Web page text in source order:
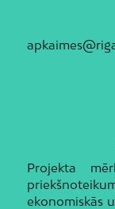
Projekta
ekonomiskās